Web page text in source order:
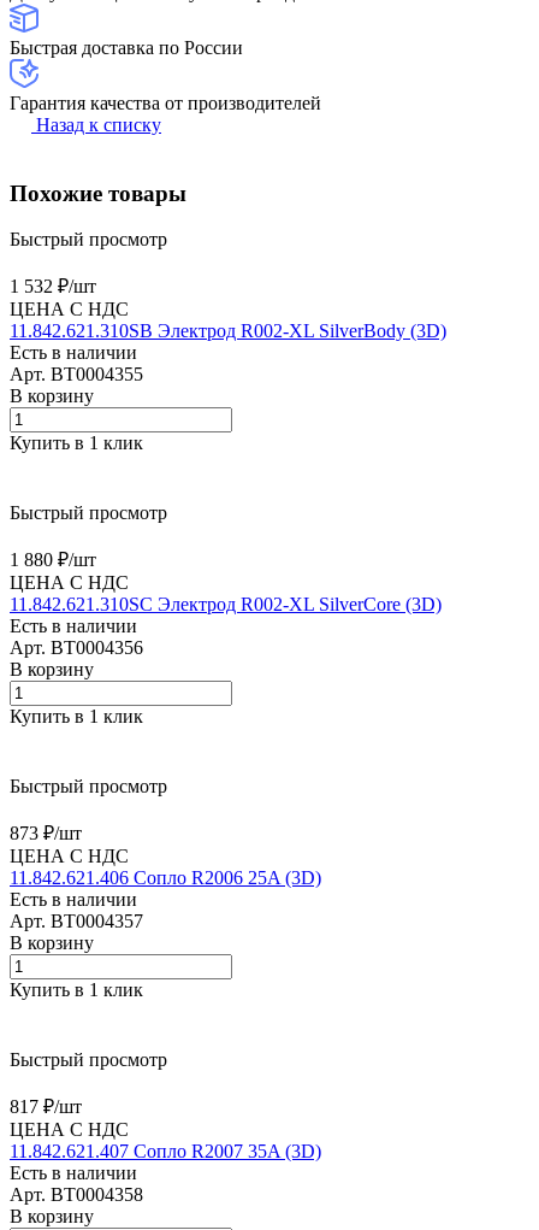
Быстрая доставка по России
Гарантия качества от производителей
Назад к списку
Похожие товары
Быстрый просмотр
1 532 ₽/шт
ЦЕНА С НДС
11.842.621.310SB Электрод R002-XL SilverBody (3D)
Есть в наличии
Арт. BT0004355
В корзину
Купить в 1 клик
Быстрый просмотр
1 880 ₽/шт
ЦЕНА С НДС
11.842.621.310SC Электрод R002-XL SilverCore (3D)
Есть в наличии
Арт. BT0004356
В корзину
Купить в 1 клик
Быстрый просмотр
873 ₽/шт
ЦЕНА С НДС
11.842.621.406 Сопло R2006 25A (3D)
Есть в наличии
Арт. BT0004357
В корзину
Купить в 1 клик
Быстрый просмотр
817 ₽/шт
ЦЕНА С НДС
11.842.621.407 Сопло R2007 35A (3D)
Есть в наличии
Арт. BT0004358
В корзину